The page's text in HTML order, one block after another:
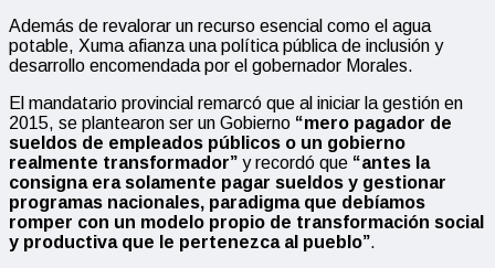
Además de revalorar un recurso esencial como el agua
potable, Xuma afianza una política pública de inclusión y
desarrollo encomendada por el gobernador Morales.
El mandatario provincial remarcó que al iniciar la gestión en
2015, se plantearon ser un Gobierno “mero pagador de
sueldos de empleados públicos o un gobierno
realmente transformador” y recordó que “antes la
consigna era solamente pagar sueldos y gestionar
programas nacionales, paradigma que debíamos
romper con un modelo propio de transformación social
y productiva que le pertenezca al pueblo”.